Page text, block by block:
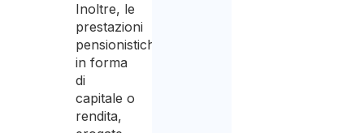
Inoltre, le
prestazioni
pensionistiche
in forma
di
capitale o
rendita,